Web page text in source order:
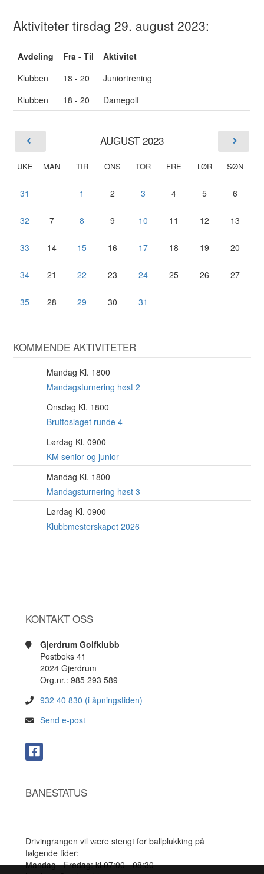
Aktiviteter tirsdag 29. august 2023:
Avdeling Fra - Til
Aktivitet
Klubben
18 - 20
Juniortrening
Klubben
18 - 20 Damegolf
AUGUST 2023
UKE MAN TIR ONS TOR FRE LØR SØN
31 1 2 3 4 5 6
32 7 8 9 10 11 12 13
33 14 15 16 17 18 19 20
34 21 22 23 24 25 26 27
35 28 29 30 31
KOMMENDE AKTIVITETER
Mandag Kl. 1800
Mandagsturnering høst 2
Onsdag Kl. 1800
Bruttoslaget runde 4
Lørdag Kl. 0900
KM senior og junior
Mandag Kl. 1800
Mandagsturnering høst 3
Lørdag Kl. 0900
Klubbmesterskapet 2026
KONTAKT OSS
Gjerdrum Golfklubb
Postboks 41
2024 Gjerdrum
Org.nr.: 985 293 589
932 40 830 (i åpningstiden)
Send e-post
BANESTATUS
Drivingrangen vil være stengt for ballplukking på
følgende tider:
Mandag - Fredag: kl 07:00 - 08:30